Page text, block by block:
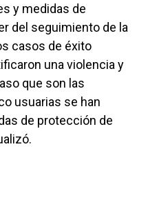
y medidas de
del seguimiento de la
casos de éxito
una violencia y
que son las
usuarias se han
de protección de